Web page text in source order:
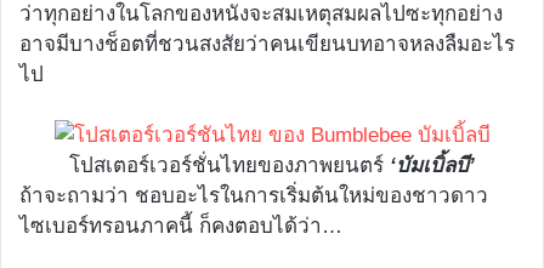
ว่าทุกอย่างในโลกของหนังจะสมเหตุสมผลไปซะทุกอย่าง
อาจมีบางช็อตที่ชวนสงสัยว่าคนเขียนบทอาจหลงลืมอะไร
ไป
โปสเตอร์เวอร์ชั่นไทยของภาพยนตร์ ‘บัมเบิ้ลบี’
ถ้าจะถามว่า ชอบอะไรในการเริ่มต้นใหม่ของชาวดาว
ไซเบอร์ทรอนภาคนี้ ก็คงตอบได้ว่า…